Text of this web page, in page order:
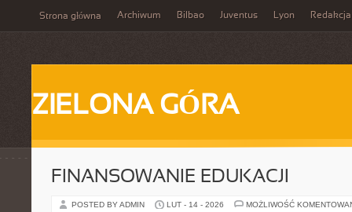
Strona główna Archiwum Bilbao Juventus Lyon Redakcja
ZIELONA GÓRA
FINANSOWANIE EDUKACJI
POSTED BY ADMIN LUT - 14 - 2026 MOŻLIWOŚĆ